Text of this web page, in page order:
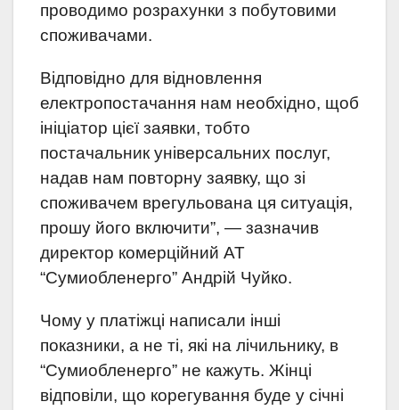
проводимо розрахунки з побутовими
споживачами.
Відповідно для відновлення
електропостачання нам необхідно, щоб
ініціатор цієї заявки, тобто
постачальник універсальних послуг,
надав нам повторну заявку, що зі
споживачем врегульована ця ситуація,
прошу його включити”, — зазначив
директор комерційний АТ
“Сумиобленерго” Андрій Чуйко.
Чому у платіжці написали інші
показники, а не ті, які на лічильнику, в
“Сумиобленерго” не кажуть. Жінці
відповіли, що корегування буде у січні